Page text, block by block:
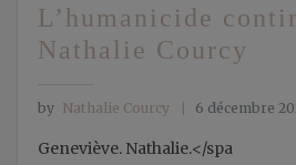
L’humanicide
Nathalie Courcy
by Nathalie Courcy 6 décembre
Geneviève. Nathalie.</spa